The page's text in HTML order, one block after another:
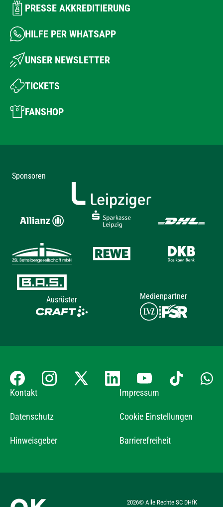
PRESSE AKKREDITIERUNG
HILFE PER WHATSAPP
UNSER NEWSLETTER
TICKETS
FANSHOP
Sponsoren
Ausrüster Medienpartner
Kontakt Impressum
Datenschutz Cookie Einstellungen
Hinweisgeber Barrierefreiheit
2026© Alle Rechte SC DHfK